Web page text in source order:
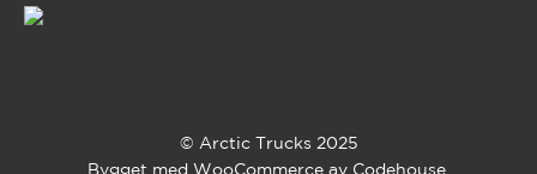
© Arctic Trucks 2025
Bygget med WooCommerce av Codehouse